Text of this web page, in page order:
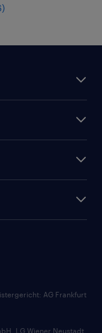
)
AG Frankfurt
LG Wiener Neustadt,